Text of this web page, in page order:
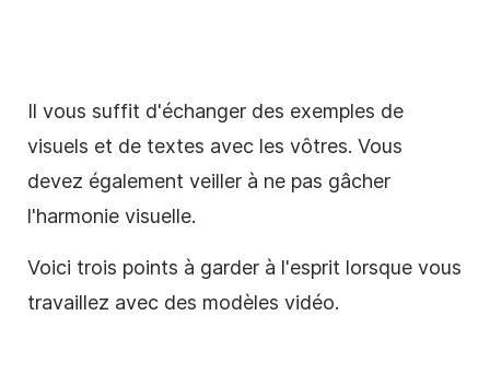
Il vous suffit d'échanger des exemples de
visuels et de textes avec les vôtres. Vous
devez également veiller à ne pas gâcher
l'harmonie visuelle.
Voici trois points à garder à l'esprit lorsque vous
travaillez avec des modèles vidéo.